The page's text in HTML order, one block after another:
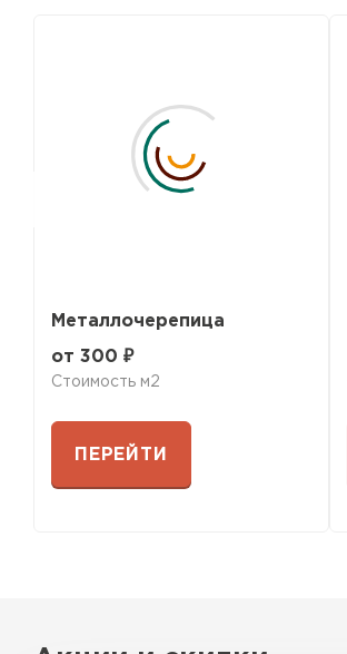
Металлочерепица
от 300 ₽
Стоимость м2
ПЕРЕЙТИ